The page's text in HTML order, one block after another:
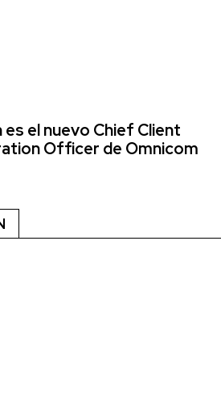
el nuevo Chief Client
Officer de Omnicom